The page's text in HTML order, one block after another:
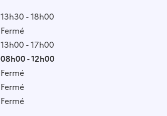
13h30 - 18h00
Fermé
13h00 - 17h00
08h00 - 12h00
Fermé
Fermé
Fermé